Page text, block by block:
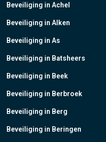
Beveiliging in Achel
Beveiliging in Alken
Beveiliging in As
Beveiliging in Batsheers
Beveiliging in Beek
Beveiliging in Berbroek
Beveiliging in Berg
Beveiliging in Beringen